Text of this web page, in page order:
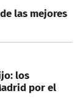
las mejores
los
por el